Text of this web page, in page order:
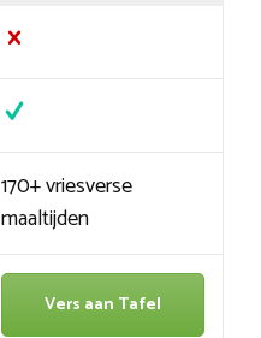
170+ vriesverse
maaltijden
Vers aan Tafel